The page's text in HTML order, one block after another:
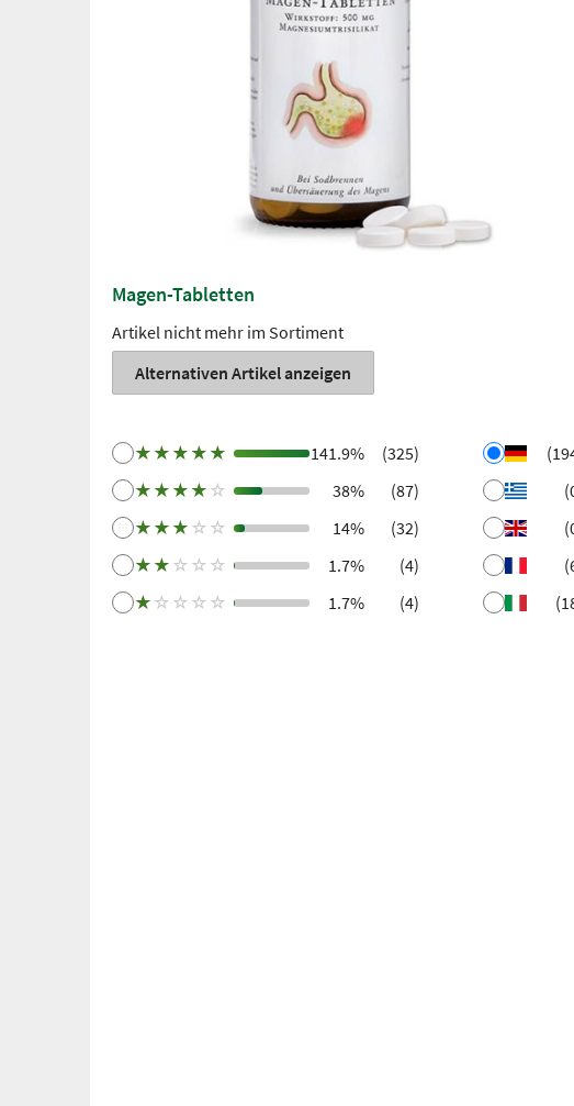
Magen-Tabletten
Artikel nicht mehr im Sortiment
Alternativen Artikel anzeigen
★ ★ ★ ★ ★ 141.9%
(325)
★ ★ ★ ★ ☆ 38%
(87)
★ ★ ★ ☆ ☆ 14%
(32)
★ ★ ☆ ☆ ☆ 1.7%
(4)
★ ☆ ☆ ☆ ☆ 1.7% (4)